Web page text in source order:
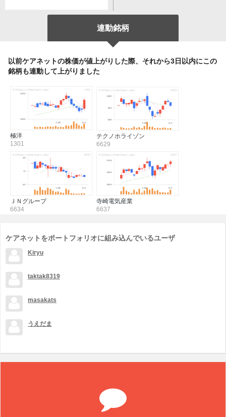
連動銘柄
以前ケアネットの株価が値上がりした際、それから3日以内にこの
銘柄も連動して上がりました
極洋
1301
テクノホライゾン
6629
ＪＮグループ
6634
寺崎電気産業
6637
ケアネットをポートフォリオに組み込んでいるユーザ
Kiryu
taktak8319
masakats
うえだま